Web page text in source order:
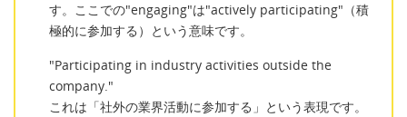
す。ここでの"engaging"は"actively participating"（積
極的に参加する）という意味です。
"Participating in industry activities outside the
company."
これは「社外の業界活動に参加する」という表現です。